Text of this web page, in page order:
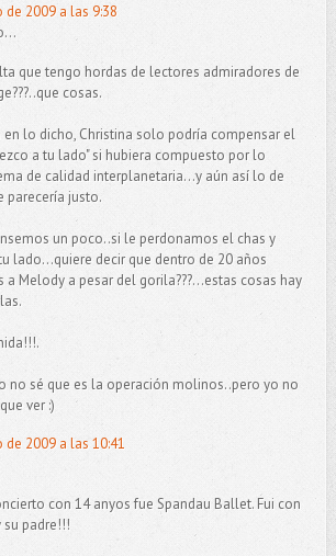
de 2009 a las 9:38
que tengo hordas de lectores admiradores de
cosas.
en lo dicho, Christina solo podría compensar el
a tu lado" si hubiera compuesto por lo
de calidad interplanetaria...y aún así lo de
parecería justo.
un poco..si le perdonamos el chas y
lado...quiere decir que dentro de 20 años
a Melody a pesar del gorila???...estas cosas hay
no sé que es la operación molinos..pero yo no
ver :)
de 2009 a las 10:41
con 14 anyos fue Spandau Ballet. Fui con
su padre!!!